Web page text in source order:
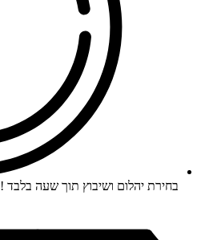
בחירת יהלום ושיבוץ תוך שעה בלבד !